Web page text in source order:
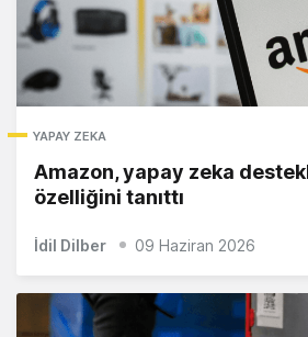
YAPAY ZEKA
Amazon, yapay zeka
özelliğini tanıttı
İdil Dilber 09 Haziran 2026